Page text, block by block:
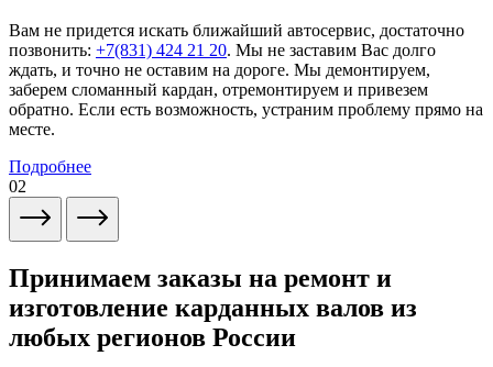
Вам не придется искать ближайший автосервис, достаточно
позвонить: +7(831) 424 21 20. Мы не заставим Вас долго
ждать, и точно не оставим на дороге. Мы демонтируем,
заберем сломанный кардан, отремонтируем и привезем
обратно. Если есть возможность, устраним проблему прямо на
месте.
Подробнее
02
Принимаем заказы на ремонт и
изготовление карданных валов из
любых регионов России